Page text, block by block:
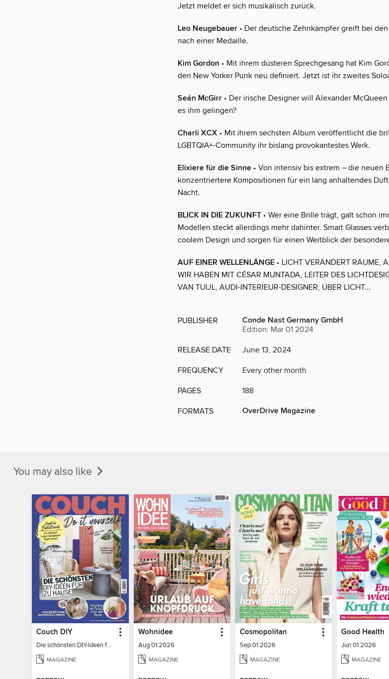
Jetzt meldet er sich musikalisch zurück.
Leo Neugebauer • Der deutsche Zehnkämpfer greift bei
nach einer Medaille.
Kim Gordon • Mit ihrem düsteren Sprechgesang hat Kim
den New Yorker Punk neu definiert. Jetzt ist ihr zweites
Seán McGirr • Der irische Designer will Alexander
es ihm gelingen?
Charli XCX • Mit ihrem sechsten Album veröffentlicht die
LGBTQIA+-Community ihr bislang provokantestes Werk.
Elixiere für die Sinne • Von intensiv bis extrem – die neuen
konzentriertere Kompositionen für ein lang anhaltendes
Nacht.
BLICK IN DIE ZUKUNFT • Wer eine Brille trägt, galt schon
Modellen steckt allerdings mehr dahinter. Smart Glasses
coolem Design und sorgen für einen Weitblick der
AUF EINER WELLENLÄNGE • LICHT VERÄNDERT RÄUME,
WIR HABEN MIT CÉSAR MUNTADA, LEITER DES
VAN TUIJL, AUDI-INTERIEUR-DESIGNER, ÜBER LICHT...
PUBLISHER Conde Nast Germany GmbH
Edition: Mar 01 2024
RELEASE DATE June 13, 2024
FREQUENCY Every other month
PAGES 188
FORMATS OverDrive Magazine
You may also like
Couch DIY
Die schönsten DIY-Ideen für zu Hause
MAGAZINE
Wohnidee
Aug 01 2026
MAGAZINE
Cosmopolitan
Sep 01 2026
MAGAZINE
Good Health
Jun 01 2026
MAGAZINE